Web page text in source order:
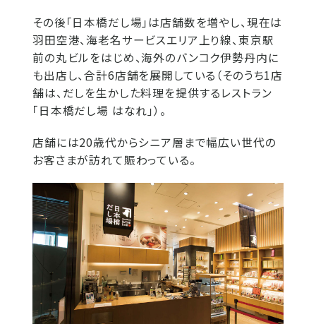
その後「日本橋だし場」は店舗数を増やし、現在は
羽田空港、海老名サービスエリア上り線、東京駅
前の丸ビルをはじめ、海外のバンコク伊勢丹内に
も出店し、合計6店舗を展開している（そのうち1店
舗は、だしを生かした料理を提供するレストラン
「日本橋だし場 はなれ」）。
店舗には20歳代からシニア層まで幅広い世代の
お客さまが訪れて賑わっている。